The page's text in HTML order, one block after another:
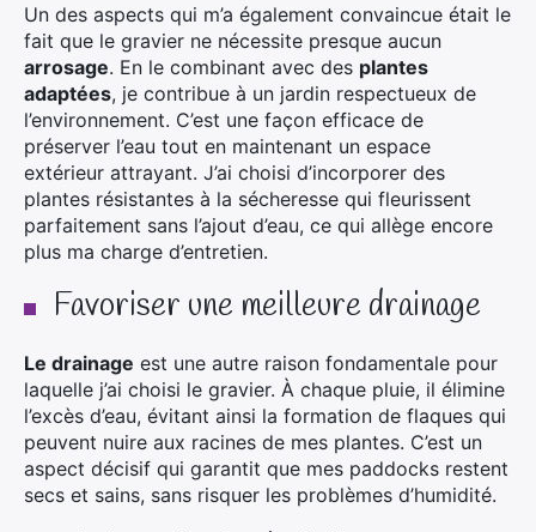
Un des aspects qui m’a également convaincue était le
fait que le gravier ne nécessite presque aucun
arrosage. En le combinant avec des plantes
adaptées, je contribue à un jardin respectueux de
l’environnement. C’est une façon efficace de
préserver l’eau tout en maintenant un espace
extérieur attrayant. J’ai choisi d’incorporer des
plantes résistantes à la sécheresse qui fleurissent
parfaitement sans l’ajout d’eau, ce qui allège encore
plus ma charge d’entretien.
Favoriser une meilleure drainage
Le drainage est une autre raison fondamentale pour
laquelle j’ai choisi le gravier. À chaque pluie, il élimine
l’excès d’eau, évitant ainsi la formation de flaques qui
peuvent nuire aux racines de mes plantes. C’est un
aspect décisif qui garantit que mes paddocks restent
secs et sains, sans risquer les problèmes d’humidité.